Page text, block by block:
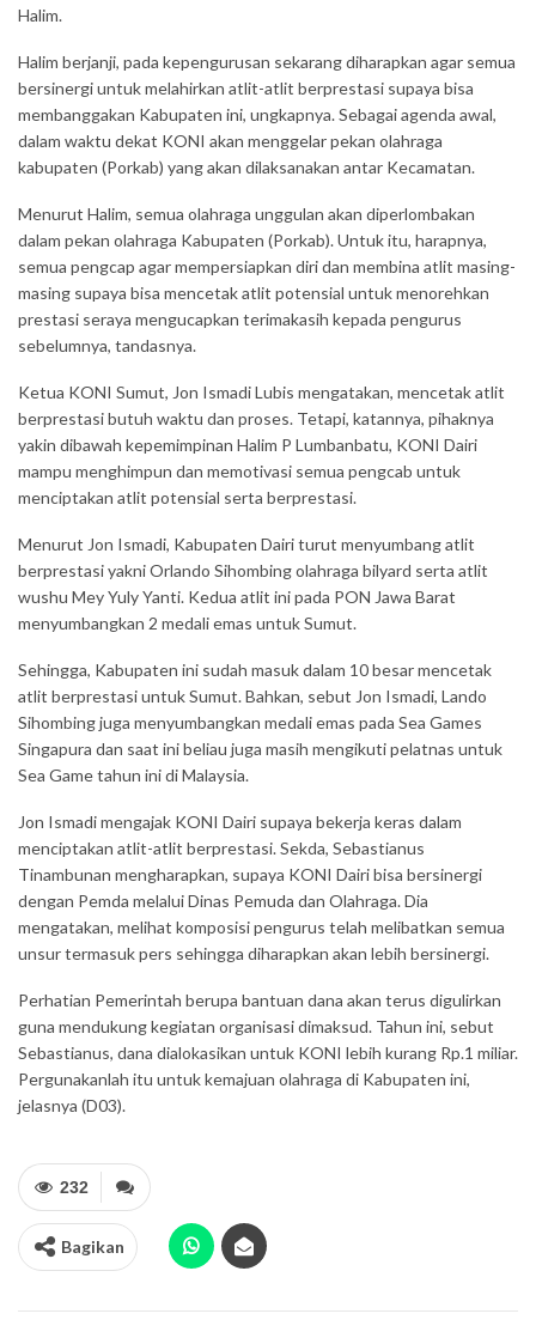
Halim.
Halim berjanji, pada kepengurusan sekarang diharapkan agar semua
bersinergi untuk melahirkan atlit-atlit berprestasi supaya bisa
membanggakan Kabupaten ini, ungkapnya. Sebagai agenda awal,
dalam waktu dekat KONI akan menggelar pekan olahraga
kabupaten (Porkab) yang akan dilaksanakan antar Kecamatan.
Menurut Halim, semua olahraga unggulan akan diperlombakan
dalam pekan olahraga Kabupaten (Porkab). Untuk itu, harapnya,
semua pengcap agar mempersiapkan diri dan membina atlit masing-
masing supaya bisa mencetak atlit potensial untuk menorehkan
prestasi seraya mengucapkan terimakasih kepada pengurus
sebelumnya, tandasnya.
Ketua KONI Sumut, Jon Ismadi Lubis mengatakan, mencetak atlit
berprestasi butuh waktu dan proses. Tetapi, katannya, pihaknya
yakin dibawah kepemimpinan Halim P Lumbanbatu, KONI Dairi
mampu menghimpun dan memotivasi semua pengcab untuk
menciptakan atlit potensial serta berprestasi.
Menurut Jon Ismadi, Kabupaten Dairi turut menyumbang atlit
berprestasi yakni Orlando Sihombing olahraga bilyard serta atlit
wushu Mey Yuly Yanti. Kedua atlit ini pada PON Jawa Barat
menyumbangkan 2 medali emas untuk Sumut.
Sehingga, Kabupaten ini sudah masuk dalam 10 besar mencetak
atlit berprestasi untuk Sumut. Bahkan, sebut Jon Ismadi, Lando
Sihombing juga menyumbangkan medali emas pada Sea Games
Singapura dan saat ini beliau juga masih mengikuti pelatnas untuk
Sea Game tahun ini di Malaysia.
Jon Ismadi mengajak KONI Dairi supaya bekerja keras dalam
menciptakan atlit-atlit berprestasi. Sekda, Sebastianus
Tinambunan mengharapkan, supaya KONI Dairi bisa bersinergi
dengan Pemda melalui Dinas Pemuda dan Olahraga. Dia
mengatakan, melihat komposisi pengurus telah melibatkan semua
unsur termasuk pers sehingga diharapkan akan lebih bersinergi.
Perhatian Pemerintah berupa bantuan dana akan terus digulirkan
guna mendukung kegiatan organisasi dimaksud. Tahun ini, sebut
Sebastianus, dana dialokasikan untuk KONI lebih kurang Rp.1 miliar.
Pergunakanlah itu untuk kemajuan olahraga di Kabupaten ini,
jelasnya (D03).
232
Bagikan